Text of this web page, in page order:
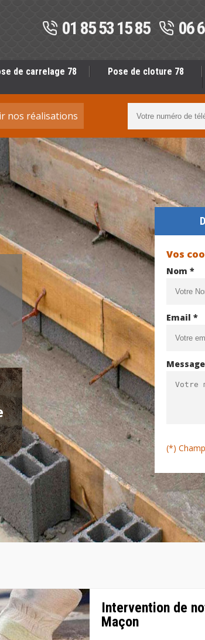
01 85 53 15 85 06
de carrelage 78 Pose de cloture 78
nos réalisations
Vos
Nom *
Email *
Message
(*)
Intervention de
Maçon